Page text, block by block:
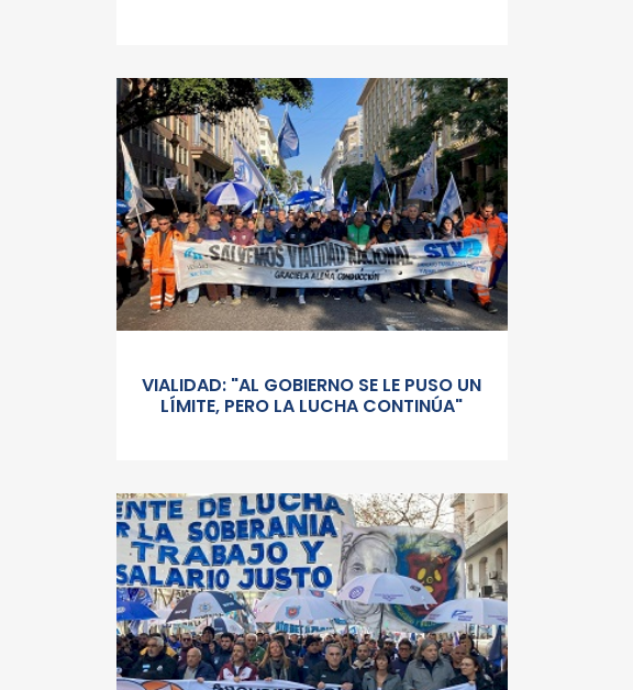
VIALIDAD: "AL GOBIERNO SE LE PUSO UN
LÍMITE, PERO LA LUCHA CONTINÚA"